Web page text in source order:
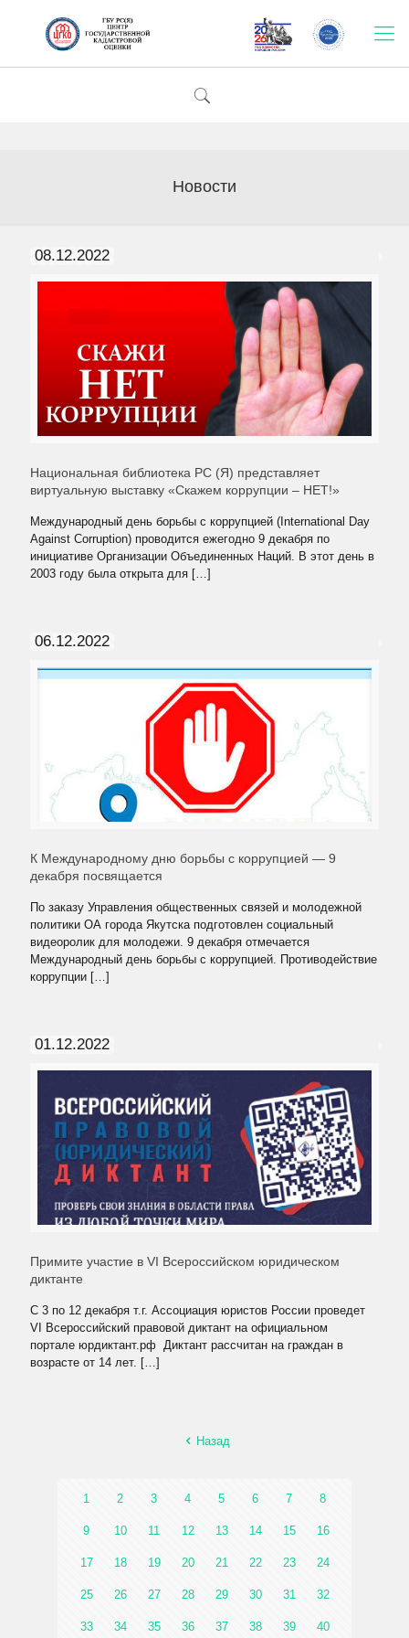
Новости
08.12.2022
Национальная библиотека РС (Я) представляет
виртуальную выставку «Скажем коррупции – НЕТ!»
Международный день борьбы с коррупцией (International Day
Against Corruption) проводится ежегодно 9 декабря по
инициативе Организации Объединенных Наций. В этот день в
2003 году была открыта для […]
06.12.2022
К Международному дню борьбы с коррупцией — 9
декабря посвящается
По заказу Управления общественных связей и молодежной
политики ОА города Якутска подготовлен социальный
видеоролик для молодежи. 9 декабря отмечается
Международный день борьбы с коррупцией. Противодействие
коррупции […]
01.12.2022
Примите участие в VI Всероссийском юридическом
диктанте
С 3 по 12 декабря т.г. Ассоциация юристов России проведет
VI Всероссийский правовой диктант на официальном
портале юрдиктант.рф Диктант рассчитан на граждан в
возрасте от 14 лет. […]
Назад
1 2 3 4 5 6 7 8
9 10 11 12 13 14 15 16
17 18 19 20 21 22 23 24
25 26 27 28 29 30 31 32
33 34 35 36 37 38 39 40